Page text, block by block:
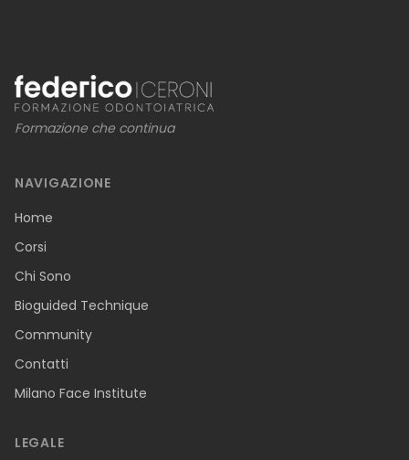
Formazione che continua
NAVIGAZIONE
Home
Corsi
Chi Sono
Bioguided Technique
Community
Contatti
Milano Face Institute
LEGALE